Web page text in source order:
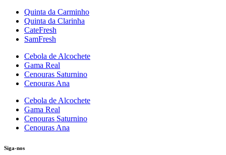
Quinta da Carminho
Quinta da Clarinha
CateFresh
SamFresh
Cebola de Alcochete
Gama Real
Cenouras Saturnino
Cenouras Ana
Cebola de Alcochete
Gama Real
Cenouras Saturnino
Cenouras Ana
Siga-nos